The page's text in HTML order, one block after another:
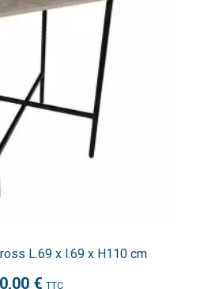
L.69 x l.69 x H110 cm
€ TTC